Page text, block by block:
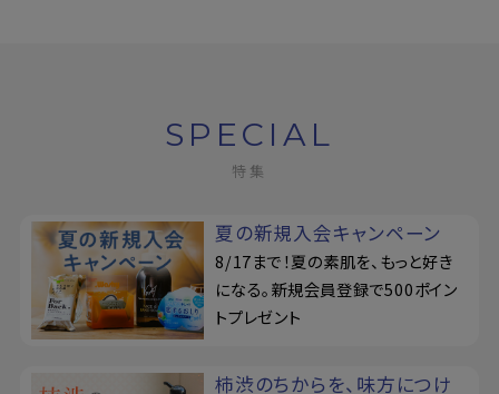
SPECIAL
特集
夏の新規入会キャンペーン
8/17まで！夏の素肌を、もっと好き
になる。新規会員登録で500ポイン
トプレゼント
柿渋のちからを、味方につけ